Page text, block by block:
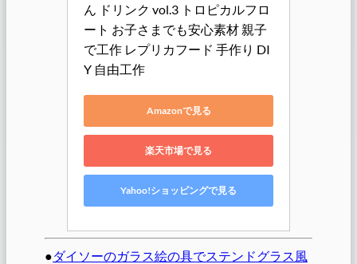
ん ドリンク vol.3 トロピカルフロ
ート お子さまでも安心素材 親子
で工作 レプリカフード 手作り DI
Y 自由工作
Amazonで見る
楽天市場で見る
Yahoo!ショッピングで見る
●ダイソーのガラス絵の具でステンドグラス風